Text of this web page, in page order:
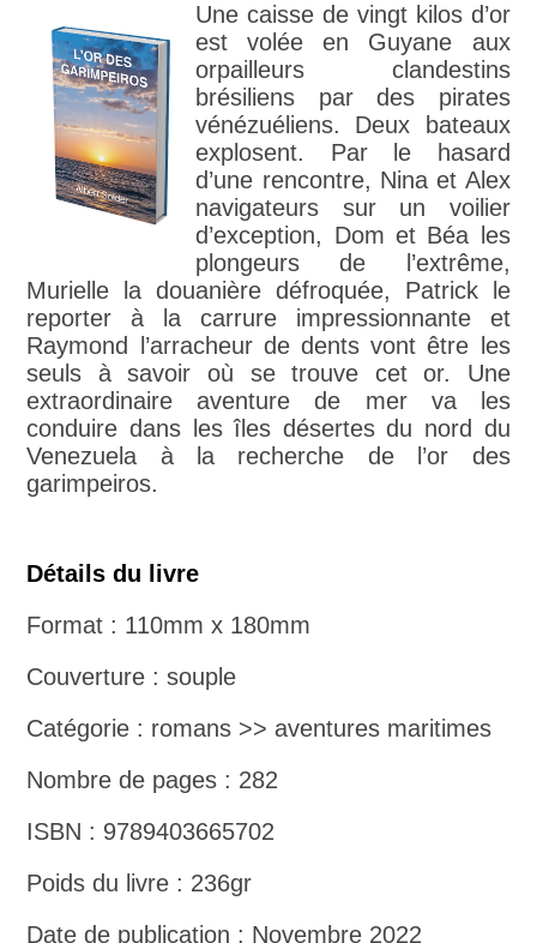
Une caisse de vingt kilos d’or
est volée en Guyane aux
orpailleurs clandestins
brésiliens par des pirates
vénézuéliens. Deux bateaux
explosent. Par le hasard
d’une rencontre, Nina et Alex
navigateurs sur un voilier
d’exception, Dom et Béa les
plongeurs de l’extrême,
Murielle la douanière défroquée, Patrick le
reporter à la carrure impressionnante et
Raymond l’arracheur de dents vont être les
seuls à savoir où se trouve cet or. Une
extraordinaire aventure de mer va les
conduire dans les îles désertes du nord du
Venezuela à la recherche de l’or des
garimpeiros.
Détails du livre
Format : 110mm x 180mm
Couverture : souple
Catégorie : romans >> aventures maritimes
Nombre de pages : 282
ISBN : 9789403665702
Poids du livre : 236gr
Date de publication : Novembre 2022